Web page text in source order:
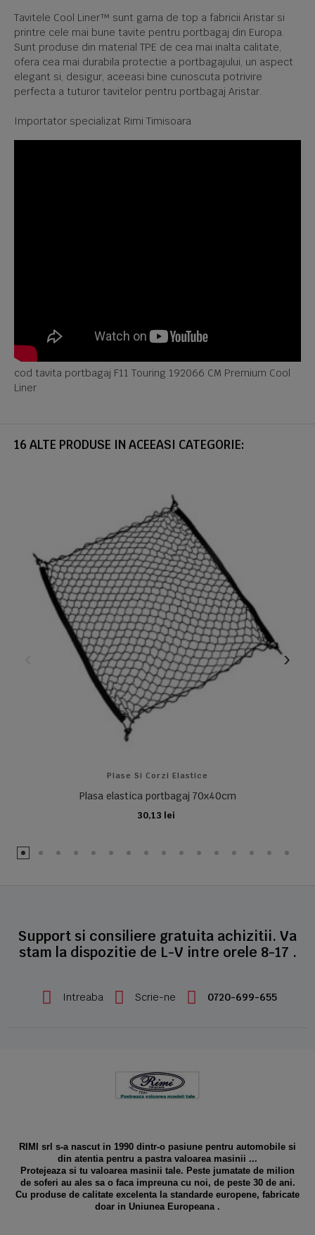
Tavitele Cool Liner™ sunt gama de top a fabricii Aristar si
printre cele mai bune tavite pentru portbagaj din Europa.
Sunt produse din material TPE de cea mai inalta calitate,
ofera cea mai durabila protectie a portbagajului, un aspect
elegant si, desigur, aceeasi bine cunoscuta potrivire
perfecta a tuturor tavitelor pentru portbagaj Aristar.
Importator specializat Rimi Timisoara
cod tavita portbagaj F11 Touring 192066 CM Premium Cool
Liner
16 ALTE PRODUSE IN ACEEASI CATEGORIE:
Plase Si Corzi Elastice
Plasa elastica portbagaj 70x40cm
30,13 lei
ADAUGA IN COS
Support si consiliere gratuita achizitii. Va
stam la dispozitie de L-V intre orele 8-17 .
Intreaba Scrie-ne 0720-699-655
RIMI srl s-a nascut in 1990 dintr-o pasiune pentru automobile si
din atentia pentru a pastra valoarea masinii ...
Protejeaza si tu valoarea masinii tale. Peste jumatate de milion
de soferi au ales sa o faca impreuna cu noi, de peste 30 de ani.
Cu produse de calitate excelenta la standarde europene, fabricate
doar in Uniunea Europeana .